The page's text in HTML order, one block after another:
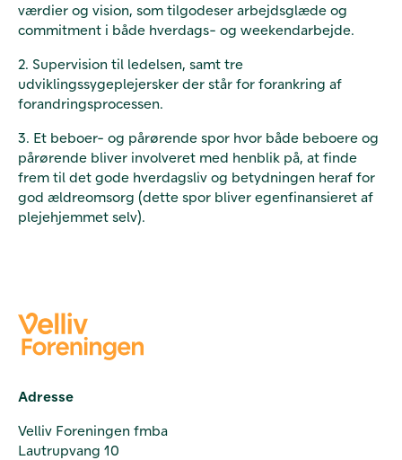
værdier og vision, som tilgodeser arbejdsglæde og
commitment i både hverdags- og weekendarbejde.
2. Supervision til ledelsen, samt tre
udviklingssygeplejersker der står for forankring af
forandringsprocessen.
3. Et beboer- og pårørende spor hvor både beboere og
pårørende bliver involveret med henblik på, at finde
frem til det gode hverdagsliv og betydningen heraf for
god ældreomsorg (dette spor bliver egenfinansieret af
plejehjemmet selv).
Adresse
Velliv Foreningen fmba
Lautrupvang 10